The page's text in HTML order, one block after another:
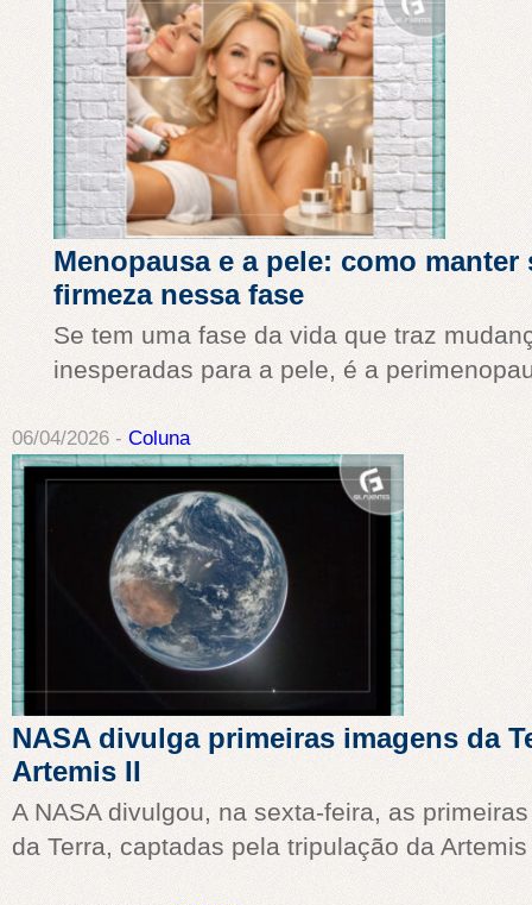
Menopausa e a pele: como
firmeza nessa fase
Se tem uma fase da vida que traz
inesperadas para a pele, é a
06/04/2026 - Coluna
NASA divulga primeiras imagens da
Artemis II
A NASA divulgou, na sexta-feira, as
da Terra, captadas pela tripulação da